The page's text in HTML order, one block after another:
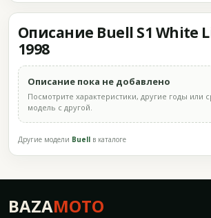
Описание Buell S1 White
1998
Описание пока не добавлено
Посмотрите характеристики, другие годы или
модель с другой.
Другие модели Buell в каталоге
BAZAMOTO